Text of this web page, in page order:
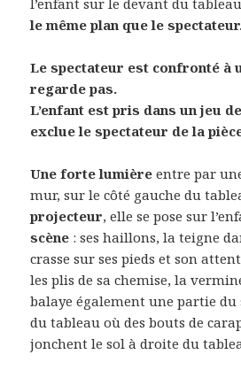
l’enfant sur le devant du
le même plan que le
Le spectateur est confronté à
regarde pas.
L’enfant est pris dans un jeu
exclue le spectateur de la
Une forte lumière entre par
mur, sur le côté gauche du
projecteur, elle se pose sur
scène : ses haillons, la teigne
crasse sur ses pieds et son
les plis de sa chemise, la
balaye également une partie
du tableau où des bouts de
jonchent le sol à droite du